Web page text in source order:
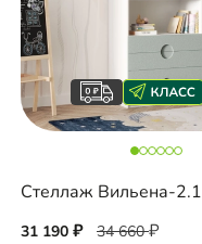
Стеллаж Вильена-2.1
31 190 34 660